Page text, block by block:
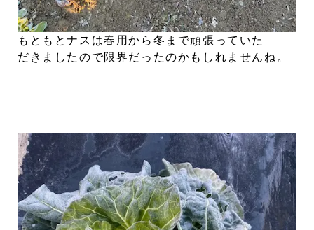
もともとナスは春用から冬まで頑張っていた
だきましたので限界だったのかもしれませんね。